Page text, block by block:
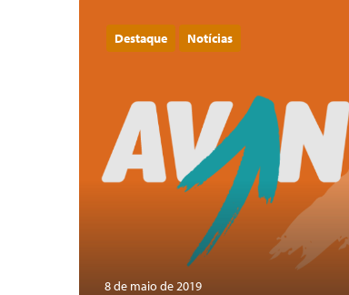
Destaque Notícias
8 de maio de 2019